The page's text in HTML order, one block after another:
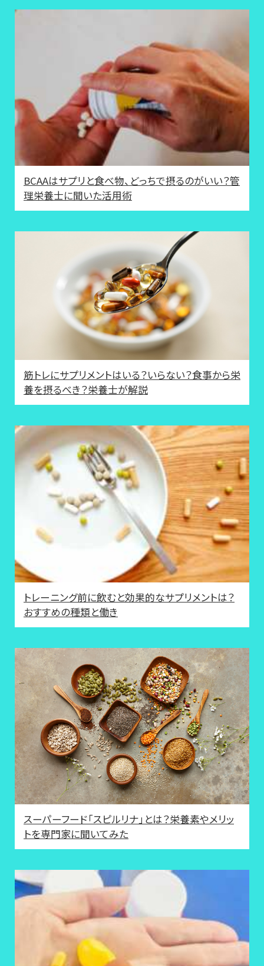
BCAAはサプリと食べ物、どっちで摂るのがいい？管
理栄養士に聞いた活用術
筋トレにサプリメントはいる？いらない？食事から栄
養を摂るべき？栄養士が解説
トレーニング前に飲むと効果的なサプリメントは？
おすすめの種類と働き
スーパーフード「スピルリナ」とは？栄養素やメリッ
トを専門家に聞いてみた